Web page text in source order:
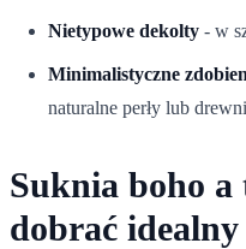
Nietypowe dekolty - w
Minimalistyczne
naturalne perły lub
Suknia boho
dobrać